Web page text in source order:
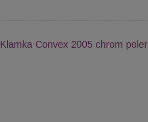
Klamka Convex 2005 chrom poler